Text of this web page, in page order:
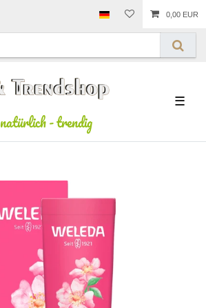
0,00 EUR
natürlich-trendig
☰